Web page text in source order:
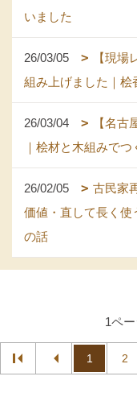
いました
26/03/05
【現
組み上げました｜桧
26/03/04
【名
｜桧材と木組みで
26/02/05
古民家
価値・直して長く使
の話
1ペ
1 2